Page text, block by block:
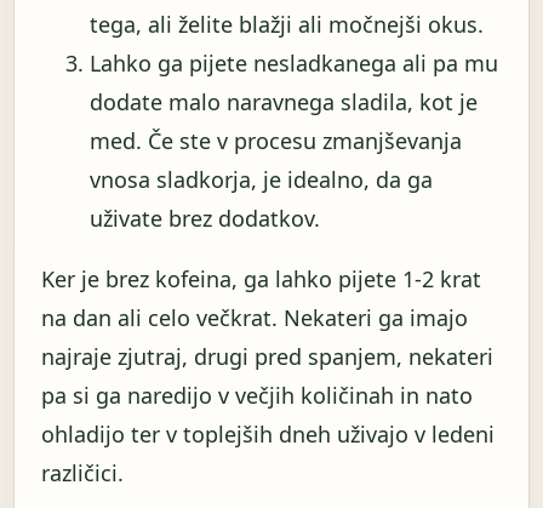
tega, ali želite blažji ali močnejši okus.
Lahko ga pijete nesladkanega ali pa mu
dodate malo naravnega sladila, kot je
med. Če ste v procesu zmanjševanja
vnosa sladkorja, je idealno, da ga
uživate brez dodatkov.
Ker je brez kofeina, ga lahko pijete 1-2 krat
na dan ali celo večkrat. Nekateri ga imajo
najraje zjutraj, drugi pred spanjem, nekateri
pa si ga naredijo v večjih količinah in nato
ohladijo ter v toplejših dneh uživajo v ledeni
različici.